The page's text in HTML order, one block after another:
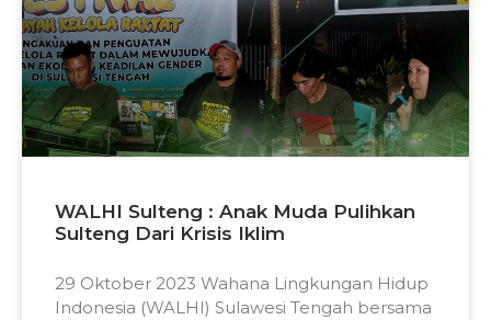
WALHI Sulteng : Anak Muda Pulihkan
Sulteng Dari Krisis Iklim
29 Oktober 2023 Wahana Lingkungan Hidup
Indonesia (WALHI) Sulawesi Tengah bersama